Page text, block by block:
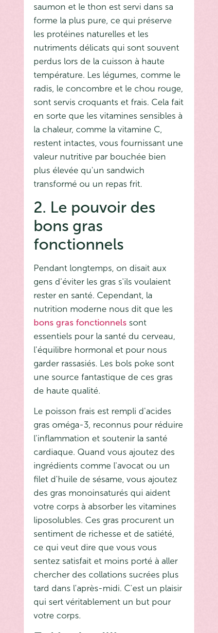
saumon et le thon est servi dans sa
forme la plus pure, ce qui préserve
les protéines naturelles et les
nutriments délicats qui sont souvent
perdus lors de la cuisson à haute
température. Les légumes, comme le
radis, le concombre et le chou rouge,
sont servis croquants et frais. Cela fait
en sorte que les vitamines sensibles à
la chaleur, comme la vitamine C,
restent intactes, vous fournissant une
valeur nutritive par bouchée bien
plus élevée qu'un sandwich
transformé ou un repas frit.
2. Le pouvoir des
bons gras
fonctionnels
Pendant longtemps, on disait aux
gens d'éviter les gras s'ils voulaient
rester en santé. Cependant, la
nutrition moderne nous dit que les
bons gras fonctionnels sont
essentiels pour la santé du cerveau,
l'équilibre hormonal et pour nous
garder rassasiés. Les bols poke sont
une source fantastique de ces gras
de haute qualité.
Le poisson frais est rempli d'acides
gras oméga-3, reconnus pour réduire
l'inflammation et soutenir la santé
cardiaque. Quand vous ajoutez des
ingrédients comme l'avocat ou un
filet d'huile de sésame, vous ajoutez
des gras monoinsaturés qui aident
votre corps à absorber les vitamines
liposolubles. Ces gras procurent un
sentiment de richesse et de satiété,
ce qui veut dire que vous vous
sentez satisfait et moins porté à aller
chercher des collations sucrées plus
tard dans l'après-midi. C'est un plaisir
qui sert véritablement un but pour
votre corps.